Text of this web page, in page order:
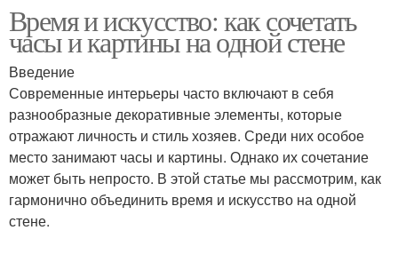
Время и искусство: как сочетать
часы и картины на одной стене
Введение
Современные интерьеры часто включают в себя
разнообразные декоративные элементы, которые
отражают личность и стиль хозяев. Среди них особое
место занимают часы и картины. Однако их сочетание
может быть непросто. В этой статье мы рассмотрим, как
гармонично объединить время и искусство на одной
стене.